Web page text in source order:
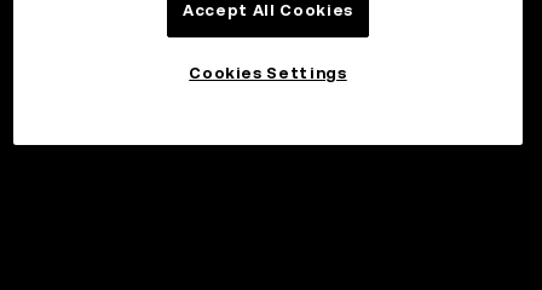
Accept All Cookies
Cookies Settings